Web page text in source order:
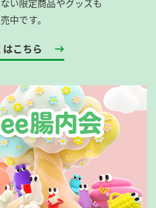
い限定商品やグッズも
中です。
こちら